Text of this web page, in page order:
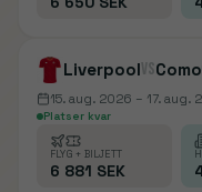
LiverpoolvsComo
15. aug. 2026 – 17. aug.
Platser kvar
FLYG + BILJETT
6 881 SEK